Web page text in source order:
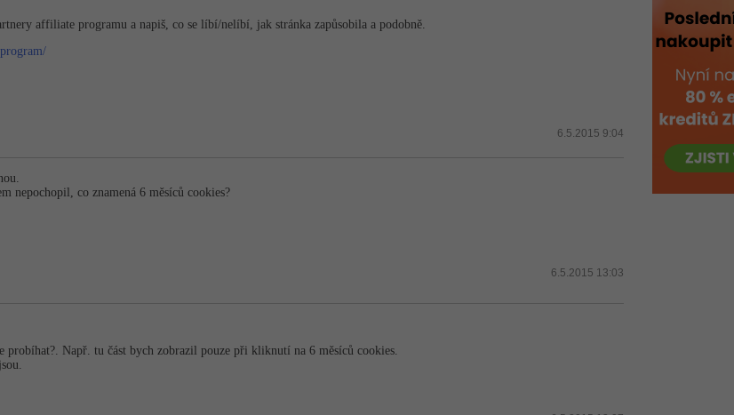
affiliate programu a napiš, co se líbí/nelíbí, jak stránka zapůsobila a podobně.
6.5.2015 9:04
nepochopil, co znamená 6 měsíců cookies?
6.5.2015 13:03
probíhat?. Např. tu část bych zobrazil pouze při kliknutí na 6 měsíců cookies.